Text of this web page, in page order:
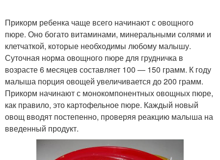
Прикорм ребенка чаще всего начинают с овощного
пюре. Оно богато витаминами, минеральными солями и
клетчаткой, которые необходимы любому малышу.
Суточная норма овощного пюре для грудничка в
возрасте 6 месяцев составляет 100 — 150 грамм. К году
малыша порция овощей увеличивается до 200 грамм.
Прикорм начинают с монокомпонентных овощных пюре,
как правило, это картофельное пюре. Каждый новый
овощ вводят постепенно, проверяя реакцию малыша на
введенный продукт.